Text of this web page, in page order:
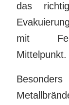
das
mit
Mittelpunkt.